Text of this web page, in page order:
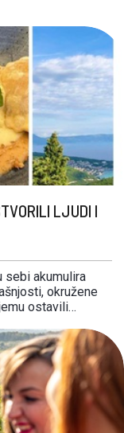
LJUDI I
sebi akumulira
okružene
ostavili
svoje arhitekture.
…